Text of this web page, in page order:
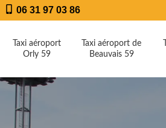
06 31 97 03 86
Taxi aéroport
Orly 59
Taxi aéroport de
Beauvais 59